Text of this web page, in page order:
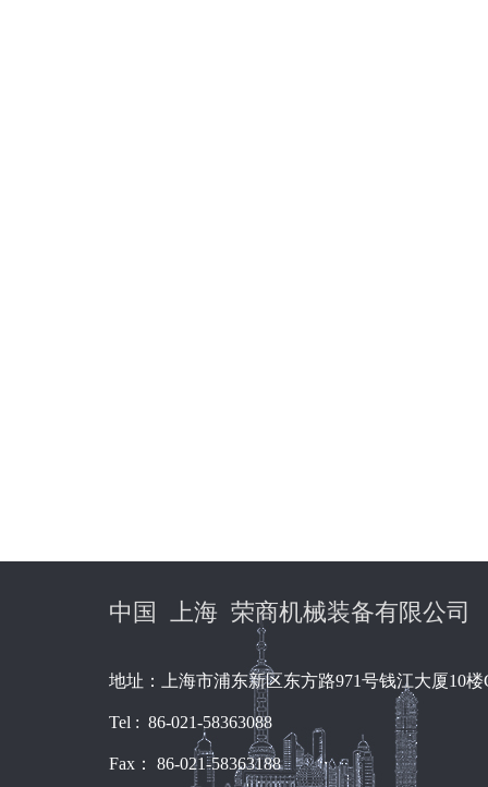
中国 上海 荣商机械装备有限公司
地址：上海市浦东新区东方路971号钱江大厦10楼
Tel : 86-021-58363088
Fax： 86-021-58363188